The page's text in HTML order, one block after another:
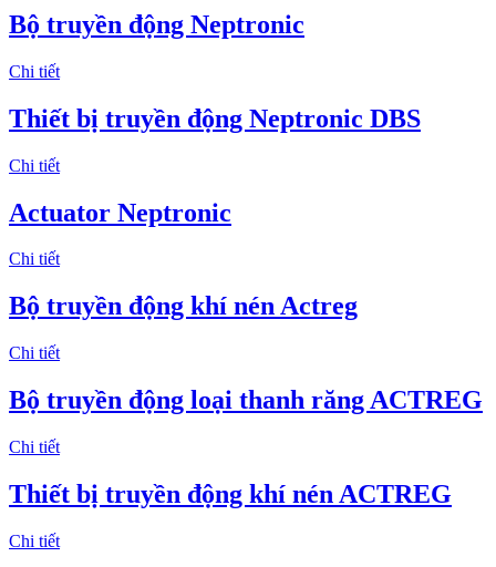
Bộ truyền động Neptronic
Chi tiết
Thiết bị truyền động Neptronic DBS
Chi tiết
Actuator Neptronic
Chi tiết
Bộ truyền động khí nén Actreg
Chi tiết
Bộ truyền động loại thanh răng ACTREG
Chi tiết
Thiết bị truyền động khí nén ACTREG
Chi tiết